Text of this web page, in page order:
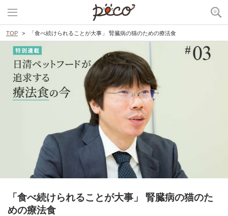
TOP 「食べ続けられることが大事」 腎臓病の猫のための療法食
「食べ続けられることが大事」 腎臓病の猫のた
めの療法食